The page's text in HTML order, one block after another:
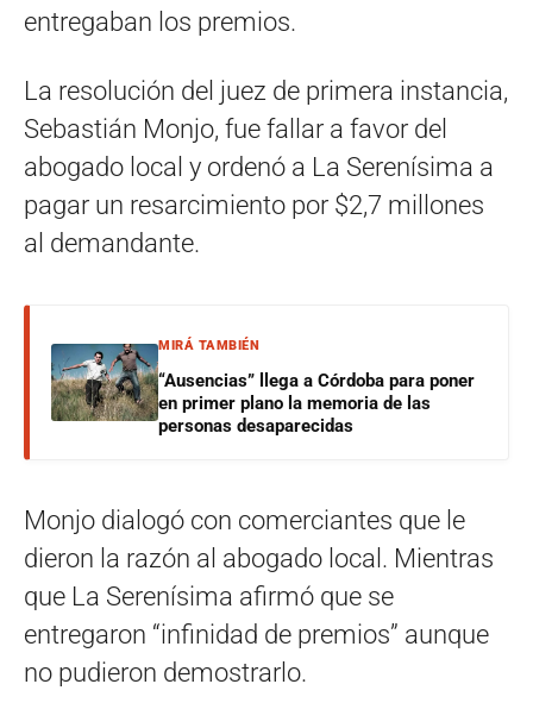
entregaban los premios.
La resolución del juez de primera instancia,
Sebastián Monjo, fue fallar a favor del
abogado local y ordenó a La Serenísima a
pagar un resarcimiento por $2,7 millones
al demandante.
MIRÁ TAMBIÉN
“Ausencias” llega a Córdoba para poner
en primer plano la memoria de las
personas desaparecidas
Monjo dialogó con comerciantes que le
dieron la razón al abogado local. Mientras
que La Serenísima afirmó que se
entregaron “infinidad de premios” aunque
no pudieron demostrarlo.